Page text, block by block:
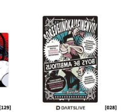
比
較
到
收
藏
夾